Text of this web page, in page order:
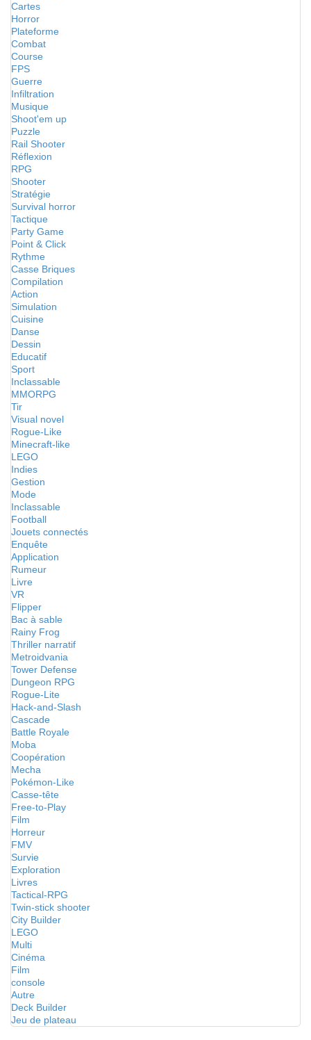
Cartes
Horror
Plateforme
Combat
Course
FPS
Guerre
Infiltration
Musique
Shoot'em up
Puzzle
Rail Shooter
Réflexion
RPG
Shooter
Stratégie
Survival horror
Tactique
Party Game
Point & Click
Rythme
Casse Briques
Compilation
Action
Simulation
Cuisine
Danse
Dessin
Educatif
Sport
Inclassable
MMORPG
Tir
Visual novel
Rogue-Like
Minecraft-like
LEGO
Indies
Gestion
Mode
Inclassable
Football
Jouets connectés
Enquête
Application
Rumeur
Livre
VR
Flipper
Bac à sable
Rainy Frog
Thriller narratif
Metroidvania
Tower Defense
Dungeon RPG
Rogue-Lite
Hack-and-Slash
Cascade
Battle Royale
Moba
Coopération
Mecha
Pokémon-Like
Casse-tête
Free-to-Play
Film
Horreur
FMV
Survie
Exploration
Livres
Tactical-RPG
Twin-stick shooter
City Builder
LEGO
Multi
Cinéma
Film
console
Autre
Deck Builder
Jeu de plateau